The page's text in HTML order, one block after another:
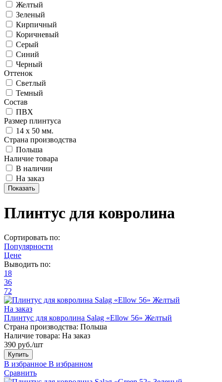
Желтый
Зеленый
Кирпичный
Коричневый
Серый
Синий
Черный
Оттенок
Светлый
Темный
Состав
ПВХ
Размер плинтуса
14 х 50 мм.
Страна производства
Польша
Наличие товара
В наличии
На заказ
Плинтус для ковролина
Сортировать по:
Популярности
Цене
Выводить по:
18
36
72
На заказ
Плинтус для ковролина Salag «Ellow 56» Желтый
Страна производства: Польша
Наличие товара: На заказ
390 руб./шт
Купить
В избранное В избранном
Сравнить